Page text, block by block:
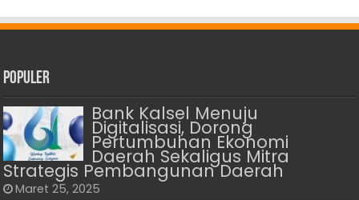
Populer
Bank Kalsel Menuju
Digitalisasi, Dorong
Pertumbuhan Ekonomi
Daerah Sekaligus Mitra
Strategis Pembangunan Daerah
Maret 25, 2025